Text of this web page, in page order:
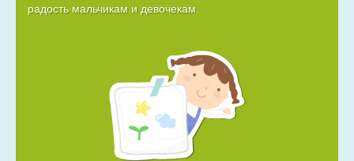
радость мальчикам и девочекам.